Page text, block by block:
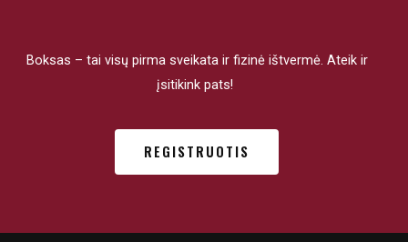
Boksas – tai visų pirma sveikata ir fizinė ištvermė. Ateik ir
įsitikink pats!
REGISTRUOTIS